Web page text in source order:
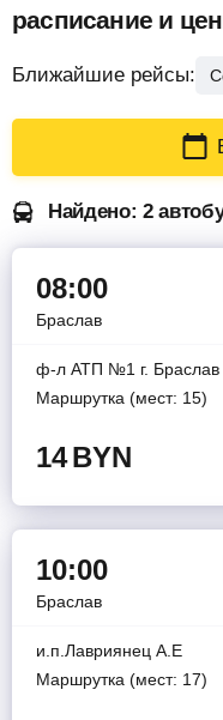
расписание и
Ближайшие рейсы:
Найдено: 2
08:00
Браслав
ф-л АТП №1 г. Браслав
Маршрутка (мест: 15)
14BYN
10:00
Браслав
и.п.Лавриянец А.Е
Маршрутка (мест: 17)